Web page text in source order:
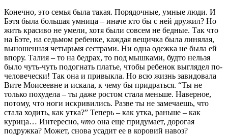
Конечно, это семья была такая. Порядочные, умные люди. И
Бэтя была большая умница – иначе кто бы с ней дружил? Но
жить красиво не умели, хотя были совсем не бедные. Так что
на Бэте, на седьмом ребенке, каждая вещичка была линялая,
выношенная четырьмя сестрами. Ни одна одежка не была ей
впору. Талия – то на бедрах, то под мышками, будто нельзя
было чуть-чуть подогнать платье, чтобы ребенок выглядел по-
человечески! Так она и привыкла. Но всю жизнь завидовала
Вите Моисеевне и искала, к чему бы придраться. “Ты не
только похудела – ты даже ростом стала меньше. Наверное,
потому, что ноги искривились. Разве ты не замечаешь, что
стала ходить, как утка?” Теперь – как утка, раньше – как
курица… Интересно, что она еще придумает, дорогая
подружка? Может, снова усадит ее в коровий навоз?